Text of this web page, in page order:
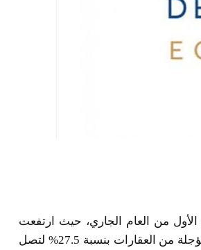
الأول من العام الجاري، حيث ارتفعت
صافي المبيعات العقارية بنسبة 40% لتصل إلى 4 مليار جنيه، وصعدت الإيرادات المؤجلة من العقارات بنسبة 27.5% لتصل